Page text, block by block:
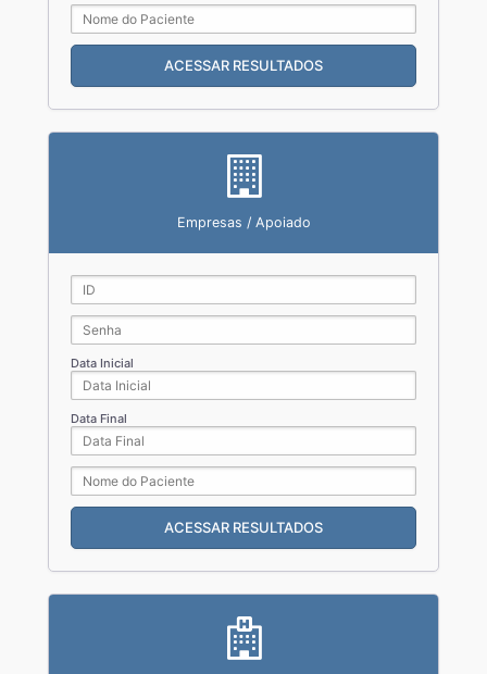
ACESSAR RESULTADOS
Empresas / Apoiado
Data Inicial
Data Final
ACESSAR RESULTADOS